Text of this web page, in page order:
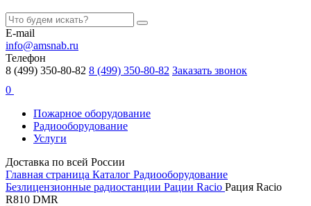
E-mail
info@amsnab.ru
Телефон
8 (499) 350-80-82 8 (499) 350-80-82 Заказать звонок
0
Пожарное оборудование
Радиооборудование
Услуги
Доставка по всей России
Главная страница Каталог Радиооборудование
Безлицензионные радиостанции Рации Racio Рация Racio
R810 DMR